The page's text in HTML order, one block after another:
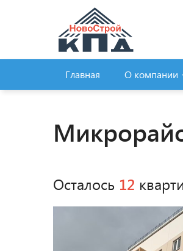
Главная О компании
Осталось 12